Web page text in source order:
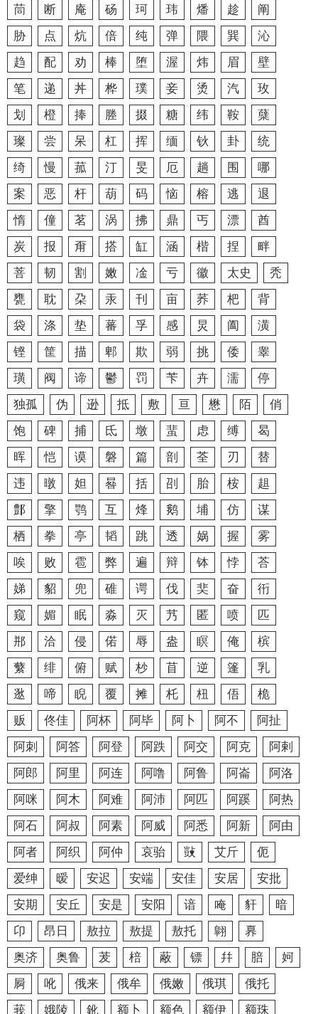
茼
断 庵 砀 珂 玮 燔 趁
阐
胁
点 炕 倍 纯 弹 隈 巽
沁
趋
配 劝 棒 堕 渥 炜 眉
壁
笔
递 丼 桦 璞 妾 烫 汽
玫
划
橙 捧 塍 掇 糖 纬 鞍
蘖
璨
尝 呆 杠 挥 缅 钬 卦
统
绮
慢 菰 汀 旻 厄 趟 围
哪
案
恶 杆 葫 码 恼 榕 逃
退
惰
僮 茗 涡 拂 鼎 丐 漂
酋
炭
报 甭 搭 缸 涵 楷 捏
畔
菩
韧 割 嫩 凎 亏 徽 太史
秃
甕
耽 朶 汞 刊 亩 荞 杷
背
袋
涤 垫 蕃 孚 感 炅 阖
潢
铿
筐 描 郫 欺 弱 挑 倭
睾
璜
阀 谛 鬱 罚 苄 卉 濡
停
独孤
伪 逊 抵 敷 亘 懋 陌
俏
饱
碑 捕 氐 墩 蜚 虑 缚
曷
晖
恺 谟 磐 篇 剖 荃 刃
替
违
暾 妲 晷 括 刟 胎 桉
趄
鄷
擎 鹗 互 烽 鹅 埔 仿
谋
栖
拳 亭 韬 跳 透 娲 握
雾
唉
败 雹 弊 遍 辩 钵 悖
荅
娣
貂 兜 碓 谔 伐 奜 奋
衎
窥
媚 眠 淼 灭 艿 匿 喷
匹
郱
洽 侵 偌 辱 盎 瞑 俺
槟
蘩
绯 俯 赋 杪 苜 逆 篷
乳
逖
啼 睨 覆 摊 杔 杻 俉
桅
贩
佟佳 阿杯 阿毕 阿卜 阿不
阿扯
阿刺
阿答 阿登 阿跌 阿交 阿克
阿剌
阿郎
阿里 阿连 阿噜 阿鲁 阿崙
阿洛
阿咪
阿木 阿难 阿沛 阿匹 阿蹊
阿热
阿石
阿叔 阿素 阿威 阿悉 阿新
阿由
阿者
阿织 阿仲 哀骀 敱 艾斤
伌
爱绅
暧 安迟 安端 安佳 安居
安批
安期
安丘 安是 安阳 谙 唵 豻
暗
卬
昂日 敖拉 敖提 敖托 翺
奡
奥济
奥鲁 茇 棓 蔽 镖 幷 䏽
妸
屙
吪 俄来 俄牟 俄嫩 俄琪
俄托
莪
娥陵 鈋 额卜 额色 额伊 额珠